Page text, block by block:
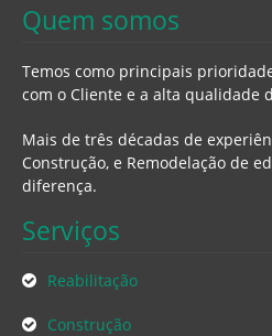
Quem somos
Temos como principais
com o Cliente e a alta qualidade
Mais de três décadas de
Construção, e Remodelação de
diferença.
Serviços
Reabilitação
Construção